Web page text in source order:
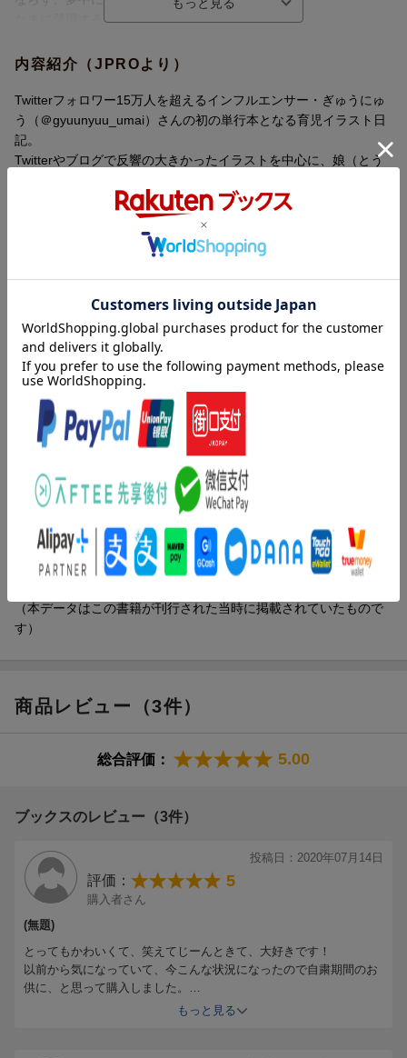
たまに登場する夫や祖父母も、いい味だしてます。
＜目次紹介＞
第1章 子どもの攻撃意外とむちゃくちゃ痛い
第2章 実家にあと100泊したい
第3章 寝かしつけっていつまで必要なんだろ…
第4章 いろんなことがチョコ次第すぎる
第6章 もうすぐお姉ちゃんになるんだね
内容紹介（JPROより）
Twitterフォロワー15万人を超えるインフルエンサー・ぎゅうにゅ
う（＠gyuunyuu_umai）さんの初の単行本となる育児イラスト日
記。
Twitterやブログで反響の大きかったイラストを中心に、娘（とう
のための描き下ろしも多数掲載！
イラストのかわいさを存分に伝えられるよう巻頭に16pのカラーペ
ージ設け、その他の1色ページも手描きのニュアンスが伝わる特色
はじめに
第1章 子どもの攻撃意外とむちゃくちゃ痛い
第2章 実家にあと100泊したい
第3章 寝かしつけっていつまで必要なんだろ……
第4章 いろんなことがチョコ次第すぎる
第5章 初恋が早すぎないか？
第6章 もうすぐお姉ちゃんになるんだね
おわりに
内容紹介（「BOOK」データベースより）
娘・とうにゅうちゃんのかわいさに悶絶！！！Ｔｗｉｔｔｅｒフ
ォロワー１５万人。わたしも“かぁか”って呼ばれたい！超脱力系子
育てマンガ。
著者情報（「BOOK」データベースより）
ぎゅうにゅう（ギュウニュウ）
出張の多い夫と、３歳の長女と暮らしている主婦。子どもが寝た
後などに、ゆるゆる描いた育児イラストが人気を呼び、Ｔｗｉｔ
（本データはこの書籍が刊行された当時に掲載されていたもので
す）
商品レビュー（3件）
総合評価： 5.00
ブックスのレビュー（3件）
投稿日：2020年07月14日
評価： 5
購入者さん
(無題)
とってもかわいくて、笑えてじーんときて、大好きです！
以前から気になっていて、今こんな状況になったので自粛期間のお
供に、と思って購入しました。
本当に買ってよかったです(о´∀`о)もっと見る